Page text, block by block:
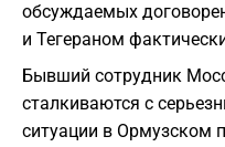
обсуждаемых
и Тегераном
Бывший сотрудник
сталкиваются с
ситуации в Ормузском